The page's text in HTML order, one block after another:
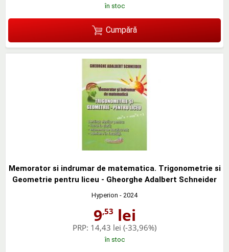
în stoc
Cumpără
Memorator si indrumar de matematica. Trigonometrie si
Geometrie pentru liceu - Gheorghe Adalbert Schneider
Hyperion - 2024
9,53 lei
PRP: 14,43 lei (-33,96%)
în stoc